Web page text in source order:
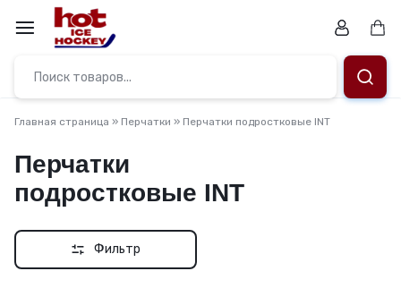
Перейти
Магазин.
Заточка
коньков,
ремонт,
подбор
Главная страница » Перчатки » Перчатки подростковые INT
Перчатки
подростковые INT
Фильтр